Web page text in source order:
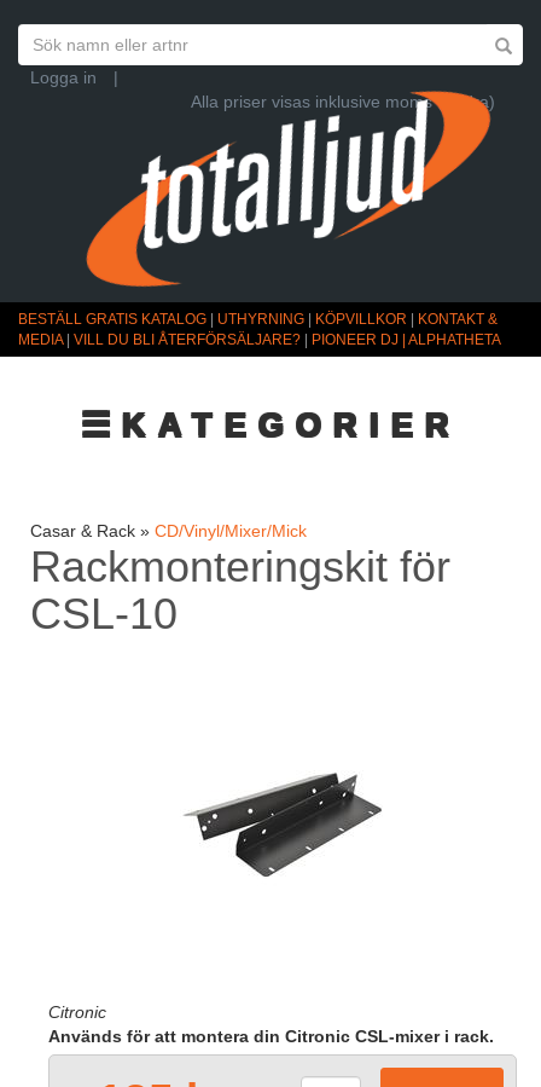
Logga in
|
Alla priser visas inklusive moms (Ändra)
BESTÄLL GRATIS KATALOG UTHYRNING KÖPVILLKOR
KONTAKT &
MEDIA| VILL DU BLI ÅTERFÖRSÄLJARE? PIONEER DJ | ALPHATHETA
☰KATEGORIER
Casar & Rack » CD/Vinyl/Mixer/Mick
Rackmonteringskit för
CSL-10
Citronic
Används för att montera din Citronic CSL-mixer i rack.